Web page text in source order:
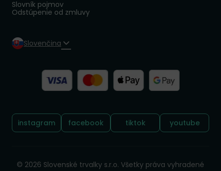
Slovník pojmov
Odstúpenie od zmluvy
Slovenčina
Sledujte nás:
instagram facebook tiktok youtube
© 2026 Slovenské trvalky s.r.o. Všetky práva vyhradené